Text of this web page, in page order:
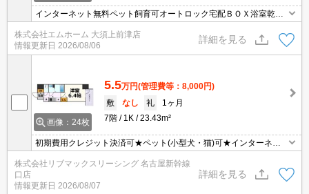
インターネット無料ペット飼育可オートロック宅配ＢＯＸ浴室乾燥
機システムキッチン
株式会社エムホーム 大須上前津店
情報更新日 2026/08/06
詳細を見る
画像：24枚
5.5万円(管理費等：8,000円)
敷
なし 礼
1ヶ月
7階
1K 23.43m²
初期費用クレジット決済可★ペット(小型犬・猫)可★インターネッ
トWiFi無料★設備充実の１K♪
株式会社リブマックスリーシング 名古屋新幹線
口店
情報更新日 2026/08/07
詳細を見る